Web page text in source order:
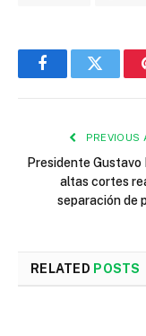
FacebookTwitter
PREVIOUS
Presidente Gustavo
altas cortes
separación de
RELATED POSTS